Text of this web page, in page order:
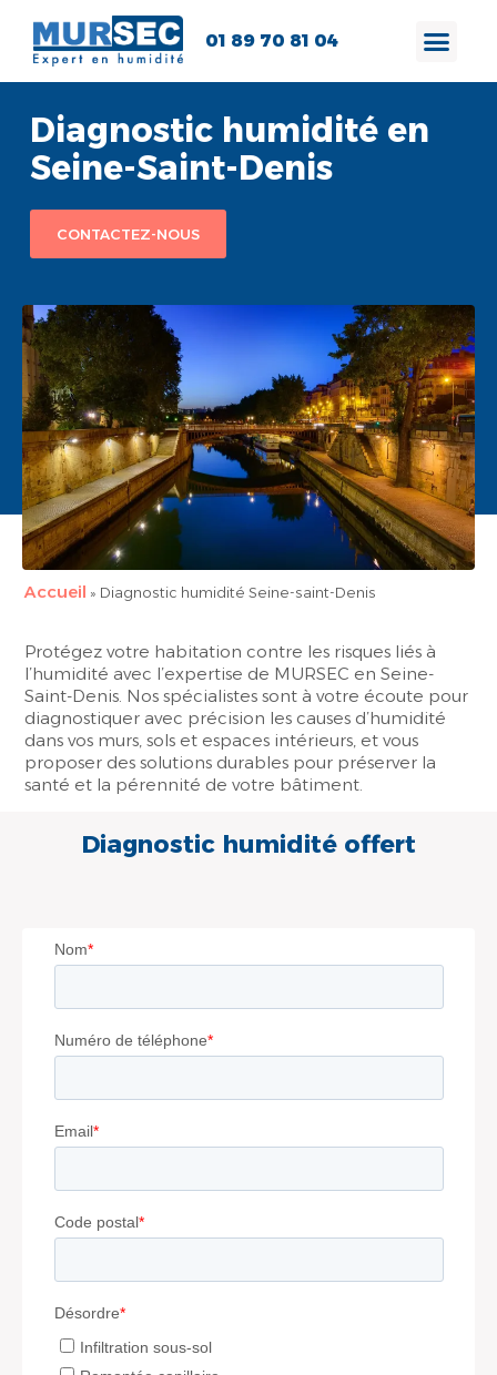
01 89 70 81 04
Diagnostic humidité en
Seine-Saint-Denis
CONTACTEZ-NOUS
Accueil » Diagnostic humidité Seine-saint-Denis
Protégez votre habitation contre les risques liés à
l’humidité avec l’expertise de MURSEC en Seine-
Saint-Denis. Nos spécialistes sont à votre écoute pour
diagnostiquer avec précision les causes d’humidité
dans vos murs, sols et espaces intérieurs, et vous
proposer des solutions durables pour préserver la
santé et la pérennité de votre bâtiment.
Diagnostic humidité offert